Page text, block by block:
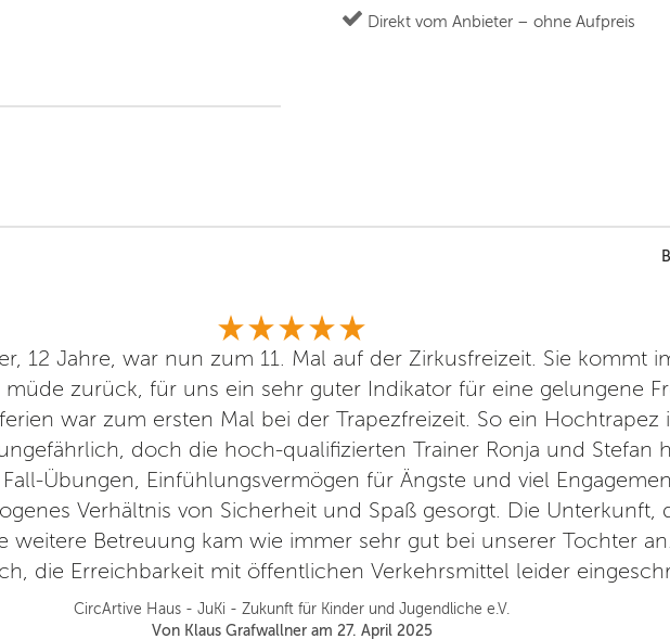
Direkt vom Anbieter – ohne Aufpreis
12 Jahre, war nun zum 11. Mal auf der Zirkusfreizeit. Sie kommt
müde zurück, für uns ein sehr guter Indikator für eine gelungene
war zum ersten Mal bei der Trapezfreizeit. So ein Hochtrapez
doch die hoch-qualifizierten Trainer Ronja und Stefan
Übungen, Einfühlungsvermögen für Ängste und viel
Verhältnis von Sicherheit und Spaß gesorgt. Die Unterkunft,
weitere Betreuung kam wie immer sehr gut bei unserer Tochter
die Erreichbarkeit mit öffentlichen Verkehrsmittel leider
CircArtive Haus - JuKi - Zukunft für Kinder und Jugendliche e.V.
Von Klaus Grafwallner am 27. April 2025